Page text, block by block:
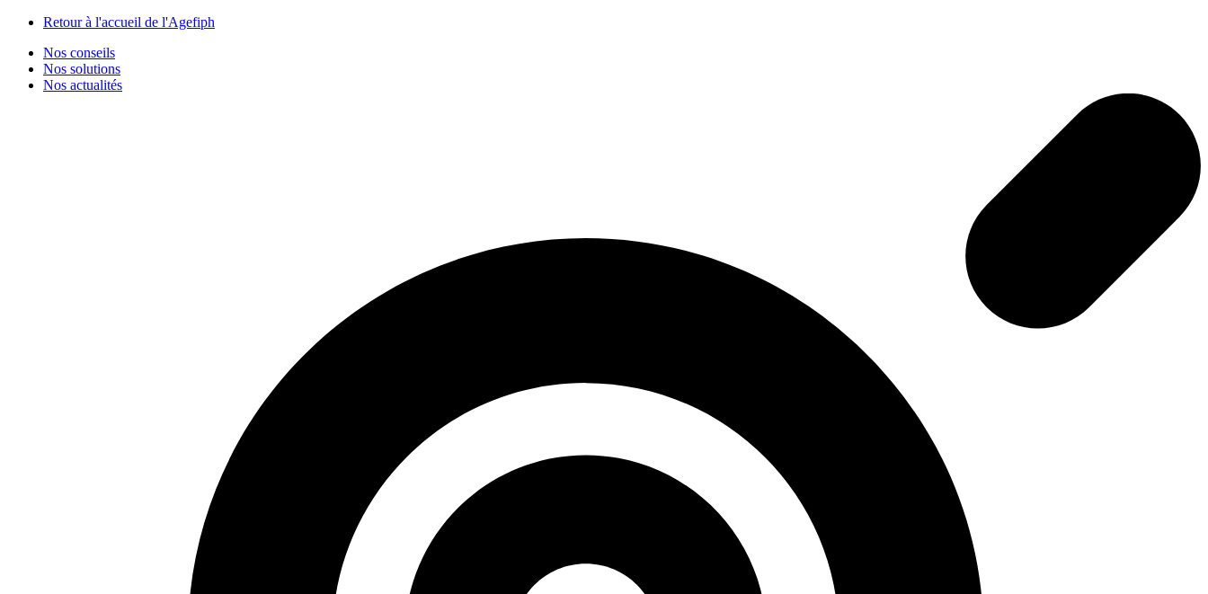
Retour à l'accueil de l'Agefiph
Nos conseils
Nos solutions
Nos actualités